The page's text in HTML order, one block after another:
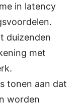
in latency
duizenden
met
tonen aan dat
worden